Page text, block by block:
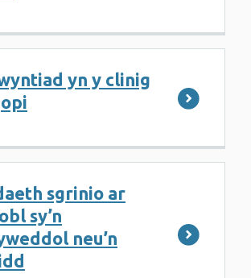
yn y clinig
sgrinio ar
sy’n
neu’n